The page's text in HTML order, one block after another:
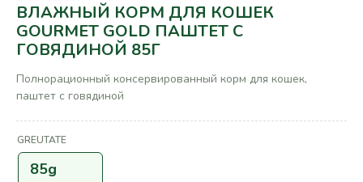
ВЛАЖНЫЙ КОРМ ДЛЯ КОШЕК
GOURMET GOLD ПАШТЕТ С
ГОВЯДИНОЙ 85Г
Полнорационный консервированный корм для кошек,
паштет с говядиной
GREUTATE
85g